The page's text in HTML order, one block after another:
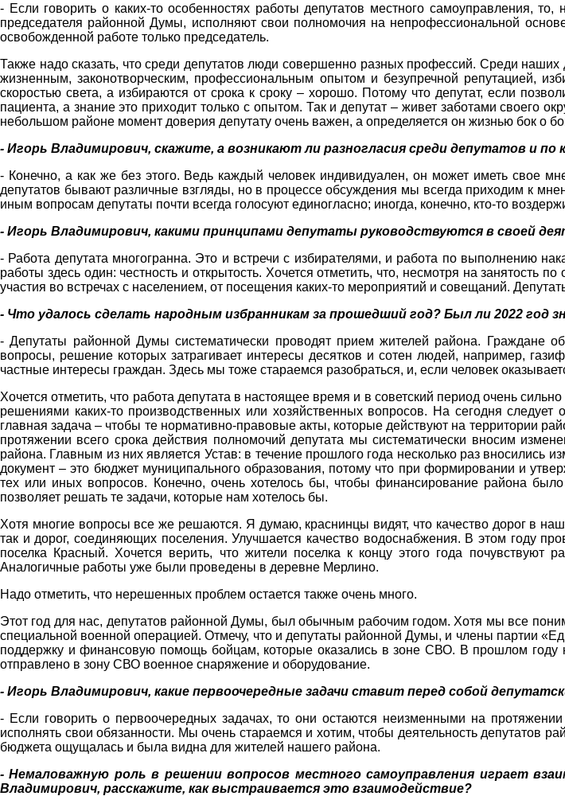
- Если говорить о каких-то особенностях работы депутатов местного самоуправления,
председателя районной Думы, исполняют свои полномочия на непрофессиональной
освобожденной работе только председатель.
Также надо сказать, что среди депутатов люди совершенно разных профессий. Среди
жизненным, законотворческим, профессиональным опытом и безупречной репутацией,
скоростью света, а избираются от срока к сроку – хорошо. Потому что депутат, если
пациента, а знание это приходит только с опытом. Так и депутат – живет заботами своего
небольшом районе момент доверия депутату очень важен, а определяется он жизнью бок о
- Игорь Владимирович, скажите, а возникают ли разногласия среди депутатов и по
- Конечно, а как же без этого. Ведь каждый человек индивидуален, он может иметь свое
депутатов бывают различные взгляды, но в процессе обсуждения мы всегда приходим к
иным вопросам депутаты почти всегда голосуют единогласно; иногда, конечно, кто-то
- Игорь Владимирович, какими принципами депутаты руководствуются в своей
- Работа депутата многогранна. Это и встречи с избирателями, и работа по выполнению
работы здесь один: честность и открытость. Хочется отметить, что, несмотря на занятость
участия во встречах с населением, от посещения каких-то мероприятий и совещаний.
- Что удалось сделать народным избранникам за прошедший год? Был ли 2022 год
- Депутаты районной Думы систематически проводят прием жителей района. Граждане
вопросы, решение которых затрагивает интересы десятков и сотен людей, например,
частные интересы граждан. Здесь мы тоже стараемся разобраться, и, если человек
Хочется отметить, что работа депутата в настоящее время и в советский период очень
решениями каких-то производственных или хозяйственных вопросов. На сегодня
главная задача – чтобы те нормативно-правовые акты, которые действуют на территории
протяжении всего срока действия полномочий депутата мы систематически вносим
района. Главным из них является Устав: в течение прошлого года несколько раз
документ – это бюджет муниципального образования, потому что при формировании и
тех или иных вопросов. Конечно, очень хотелось бы, чтобы финансирование района
позволяет решать те задачи, которые нам хотелось бы.
Хотя многие вопросы все же решаются. Я думаю, краснинцы видят, что качество дорог в
так и дорог, соединяющих поселения. Улучшается качество водоснабжения. В этом году
поселка Красный. Хочется верить, что жители поселка к концу этого года
Аналогичные работы уже были проведены в деревне Мерлино.
Надо отметить, что нерешенных проблем остается также очень много.
Этот год для нас, депутатов районной Думы, был обычным рабочим годом. Хотя мы все
специальной военной операцией. Отмечу, что и депутаты районной Думы, и члены партии
поддержку и финансовую помощь бойцам, которые оказались в зоне СВО. В прошлом
отправлено в зону СВО военное снаряжение и оборудование.
- Игорь Владимирович, какие первоочередные задачи ставит перед собой
- Если говорить о первоочередных задачах, то они остаются неизменными на
исполнять свои обязанности. Мы очень стараемся и хотим, чтобы деятельность
бюджета ощущалась и была видна для жителей нашего района.
- Немаловажную роль в решении вопросов местного самоуправления играет
Владимирович, расскажите, как выстраивается это взаимодействие?